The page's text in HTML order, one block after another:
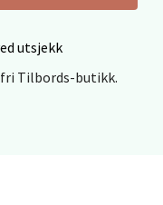
utsjekk
Tilbords-butikk.
Moa